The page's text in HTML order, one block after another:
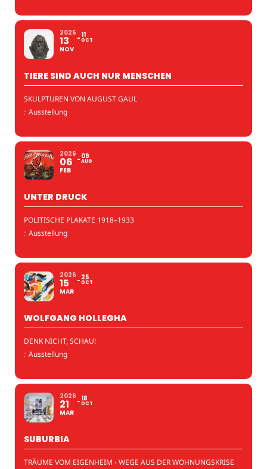
2025
13
NOV
11
OCT
TIERE SIND AUCH NUR MENSCHEN
SKULPTUREN VON AUGUST GAUL
: Ausstellung
2026
06
FEB
09
AUG
UNTER DRUCK
POLITISCHE PLAKATE 1918–1933
: Ausstellung
2026
15
MAR
25
OCT
WOLFGANG HOLLEGHA
DENK NICHT, SCHAU!
: Ausstellung
2026
21
MAR
18
OCT
SUBURBIA
TRÄUME VOM EIGENHEIM - WEGE AUS DER WOHNUNGSKRISE